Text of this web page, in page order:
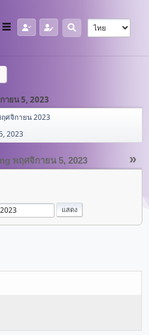
ายน 5, 2023
ศจิกายน 2023
2023
»
พฤศจิกายน 5, 2023